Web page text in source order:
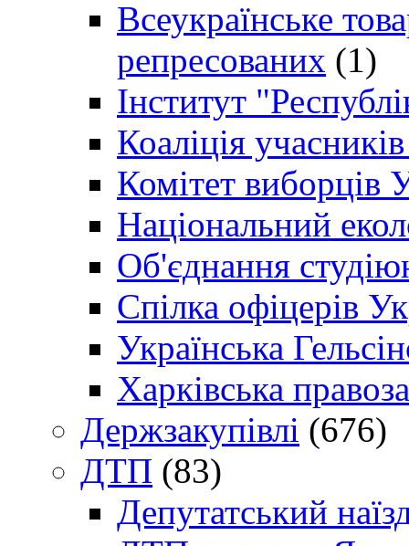
Всеукраїнське
репресованих (1)
Інститут
Коаліція
Комітет виборців
Національний
Об'єднання
Спілка офіцерів
Українська
Харківська
Держзакупівлі (676)
ДТП (83)
Депутатський